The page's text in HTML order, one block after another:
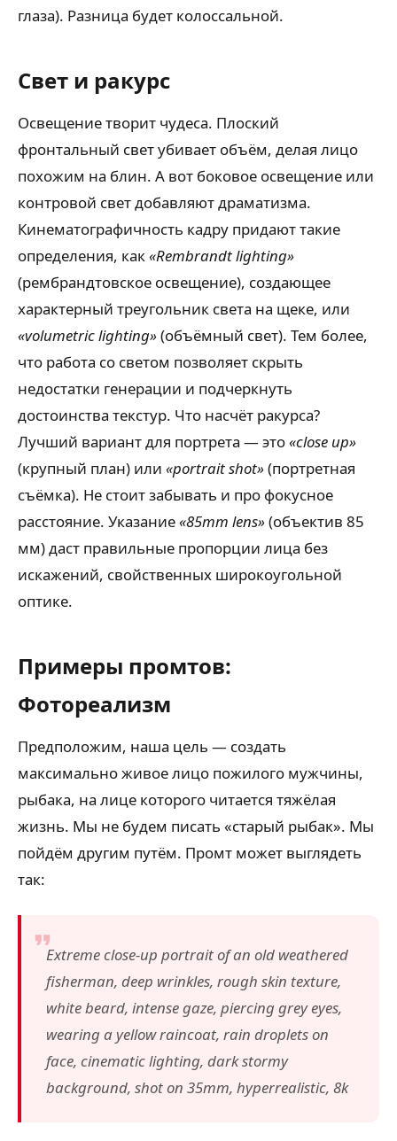
глаза). Разница будет колоссальной.
Свет и ракурс
Освещение творит чудеса. Плоский
фронтальный свет убивает объём, делая лицо
похожим на блин. А вот боковое освещение или
контровой свет добавляют драматизма.
Кинематографичность кадру придают такие
определения, как«Rembrandt lighting»
(рембрандтовское освещение), создающее
характерный треугольник света на щеке, или
«volumetric lighting»(объёмный свет). Тем более,
что работа со светом позволяет скрыть
недостатки генерации и подчеркнуть
достоинства текстур. Что насчёт ракурса?
Лучший вариант для портрета — это«close up»
(крупный план) или «portrait shot»(портретная
съёмка). Не стоит забывать и про фокусное
расстояние. Указание«85mm lens»(объектив 85
мм) даст правильные пропорции лица без
искажений, свойственных широкоугольной
оптике.
Примеры промтов:
Фотореализм
Предположим, наша цель — создать
максимально живое лицо пожилого мужчины,
рыбака, на лице которого читается тяжёлая
жизнь. Мы не будем писать «старый рыбак». Мы
пойдём другим путём. Промт может выглядеть
так:
Extreme close-up portrait of an old weathered
fisherman, deep wrinkles, rough skin texture,
white beard, intense gaze, piercing grey eyes,
wearing a yellow raincoat, rain droplets on
face, cinematic lighting, dark stormy
background, shot on 35mm, hyperrealistic, 8k